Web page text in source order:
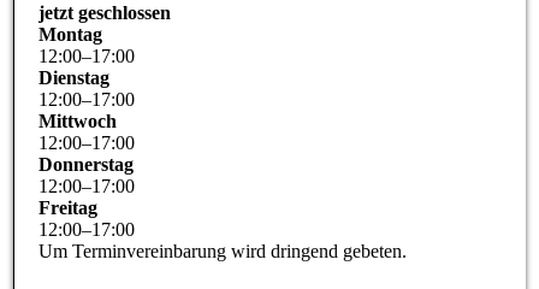
jetzt geschlossen
Montag
12:00–17:00
Dienstag
12:00–17:00
Mittwoch
12:00–17:00
Donnerstag
12:00–17:00
Freitag
12:00–17:00
Um Terminvereinbarung wird dringend gebeten.